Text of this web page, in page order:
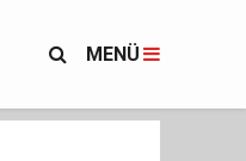
MENÜ